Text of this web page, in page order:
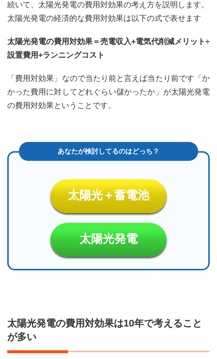
続いて、太陽光発電の費用対効果の考え方を説明します。
太陽光発電の経済的な費用対効果は以下の式で表せます
太陽光発電の費用対効果＝売電収入+電気代削減メリット÷
設置費用+ランニングコスト
「費用対効果」なので当たり前と言えば当たり前です「か
かった費用に対してどれぐらい儲かったか」が太陽光発電
の費用対効果ということです。
太陽光＋蓄電池
太陽光発電
太陽光発電の費用対効果は10年で考えること
が多い